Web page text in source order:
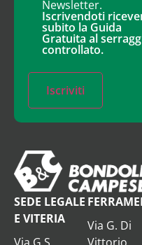
Newsletter.
Iscrivendoti
subito la Guida
Gratuita al
controllato.
Iscriviti
SEDE LEGALE
E VITERIA
Via G.S.
Via G. Di
Vittorio